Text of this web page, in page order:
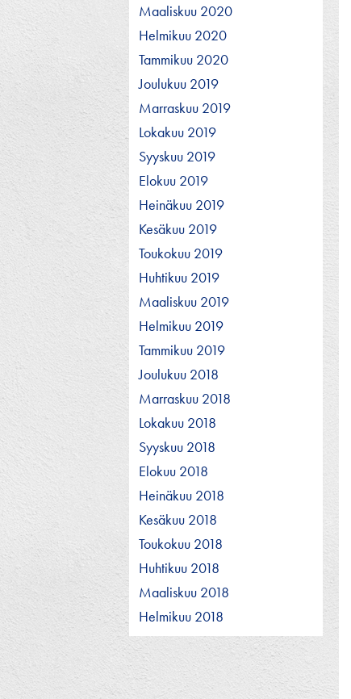
Maaliskuu 2020
Helmikuu 2020
Tammikuu 2020
Joulukuu 2019
Marraskuu 2019
Lokakuu 2019
Syyskuu 2019
Elokuu 2019
Heinäkuu 2019
Kesäkuu 2019
Toukokuu 2019
Huhtikuu 2019
Maaliskuu 2019
Helmikuu 2019
Tammikuu 2019
Joulukuu 2018
Marraskuu 2018
Lokakuu 2018
Syyskuu 2018
Elokuu 2018
Heinäkuu 2018
Kesäkuu 2018
Toukokuu 2018
Huhtikuu 2018
Maaliskuu 2018
Helmikuu 2018